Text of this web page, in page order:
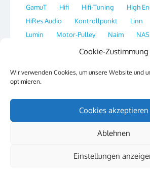
Cookie-Zustimmung
Wir verwenden Cookies, um unsere Website und
optimieren.
Cookies akzeptieren
Ablehnen
Einstellungen
GamuT
Hifi Hifi-Tuning High
HiRes Audio
Kontrollpunkt Linn
Lumin
Motor-Pulley Naim
NAS
Network Streamer
OS X
Sirius
SSH Streaming Switch
Powered by WordPress
Theme